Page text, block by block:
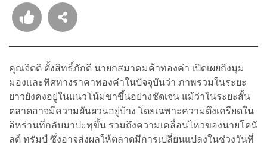
คุณจิตติ ตั้งสิทธิ์ภักดี นายกสมาคมค้าทองคำ เปิดเผยถึงมุม
มองและทิศทางราคาทองคำในปัจจุบันว่า ภาพรวมในระยะ
ยาวยังคงอยู่ในแนวโน้มขาขึ้นอย่างชัดเจน แม้ว่าในระยะสั้น
ตลาดอาจมีความผันผวนอยู่บ้าง โดยเฉพาะความตึงเครียดใน
อิหร่านที่กลับมาปะทุขึ้น รวมถึงความเคลื่อนไหวของนายโดนั
ลด์ ทรัมป์ ซึ่งอาจส่งผลให้ตลาดมีการเปลี่ยนแปลงในช่วงวันที่